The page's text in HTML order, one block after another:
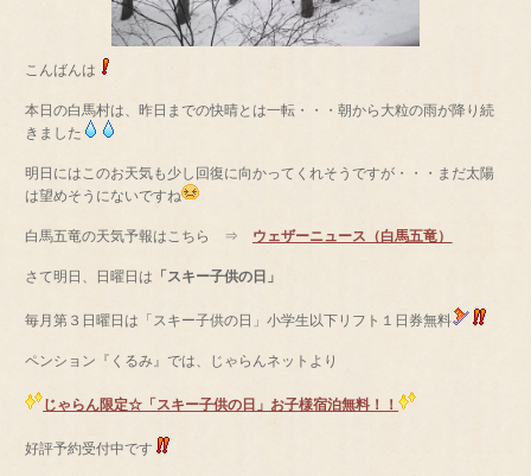
こんばんは
本日の白馬村は、昨日までの快晴とは一転・・・朝から大粒の雨が降り続
きました
明日にはこのお天気も少し回復に向かってくれそうですが・・・まだ太陽
は望めそうにないですね
白馬五竜の天気予報はこちら ⇒ ウェザーニュース（白馬五竜）
さて明日、日曜日は 「スキー子供の日」
毎月第３日曜日は「スキー子供の日」小学生以下リフト１日券無料
ペンション『くるみ』では、じゃらんネットより
じゃらん限定☆「スキー子供の日」お子様宿泊無料！！
好評予約受付中です